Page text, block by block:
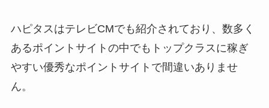
ハピタスはテレビCMでも紹介されており、数多く
あるポイントサイトの中でもトップクラスに稼ぎ
やすい優秀なポイントサイトで間違いありませ
ん。